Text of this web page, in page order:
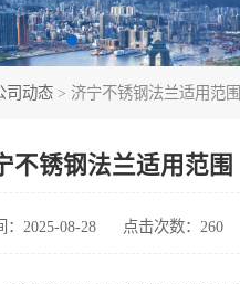
司动态 > 济宁不锈钢法兰适用范围
不锈钢法兰适用范围
：2025-08-28 点击次数：260